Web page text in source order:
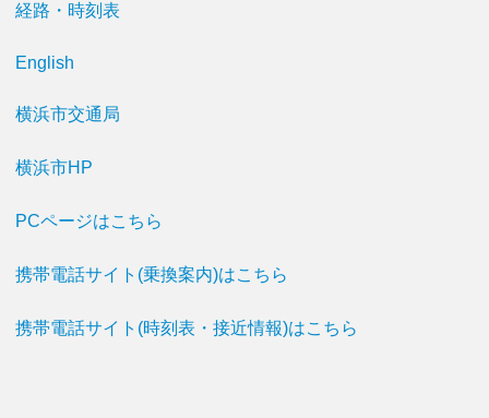
経路・時刻表
English
横浜市交通局
横浜市HP
PCページはこちら
携帯電話サイト(乗換案内)はこちら
携帯電話サイト(時刻表・接近情報)はこちら